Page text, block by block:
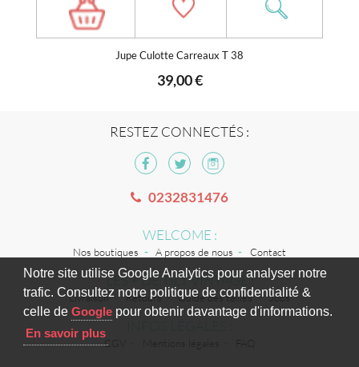
Notre site utilise Google Analytics pour analyser notre
trafic. Consultez notre politique de confidentialité &
celle de Googlepour obtenir davantage d'informations.
En savoir plus
Jupe Culotte Carreaux T 38
39,00 €
RESTEZ CONNECTÉS :
0232831476
WELCOME :
Nos boutiques A propos de nous Contact
LES + DE TILT VINTAGE :
Livraison Retours Guide des tailles Jobs
CGV